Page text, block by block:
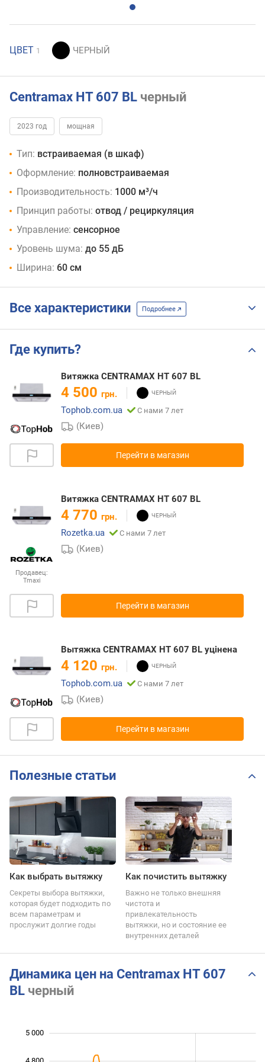
ЦВЕТ 1
Centramax HT 607 BL черный
2023 год мощная
Тип: встраиваемая (в шкаф)
Оформление: полновстраиваемая
Производительность: 1000 м³/ч
Принцип работы: отвод / рециркуляция
Управление: сенсорное
Уровень шума: до 55 дБ
Ширина: 60 см
Все характеристики Подробнее
Где купить?
Витяжка CENTRAMAX HT 607 BL
4 500 грн.
Tophob.com.ua
С нами 7 лет
(Киев)
Перейти в магазин
Продавец:
Tmaxi
Витяжка CENTRAMAX HT 607 BL
4 770 грн.
Rozetka.ua
С нами 7 лет
(Киев)
Перейти в магазин
Вытяжка CENTRAMAX HT 607 BL уцінена
4 120 грн.
Tophob.com.ua
С нами 7 лет
(Киев)
Перейти в магазин
Полезные статьи
Как выбрать вытяжку
Секреты выбора вытяжки,
которая будет подходить по
всем параметрам и
прослужит долгие годы
Как почистить вытяжку
Важно не только внешняя
чистота и
привлекательность
вытяжки, но и состояние ее
внутренних деталей
Динамика цен на Centramax HT 607
BL черный
5 000